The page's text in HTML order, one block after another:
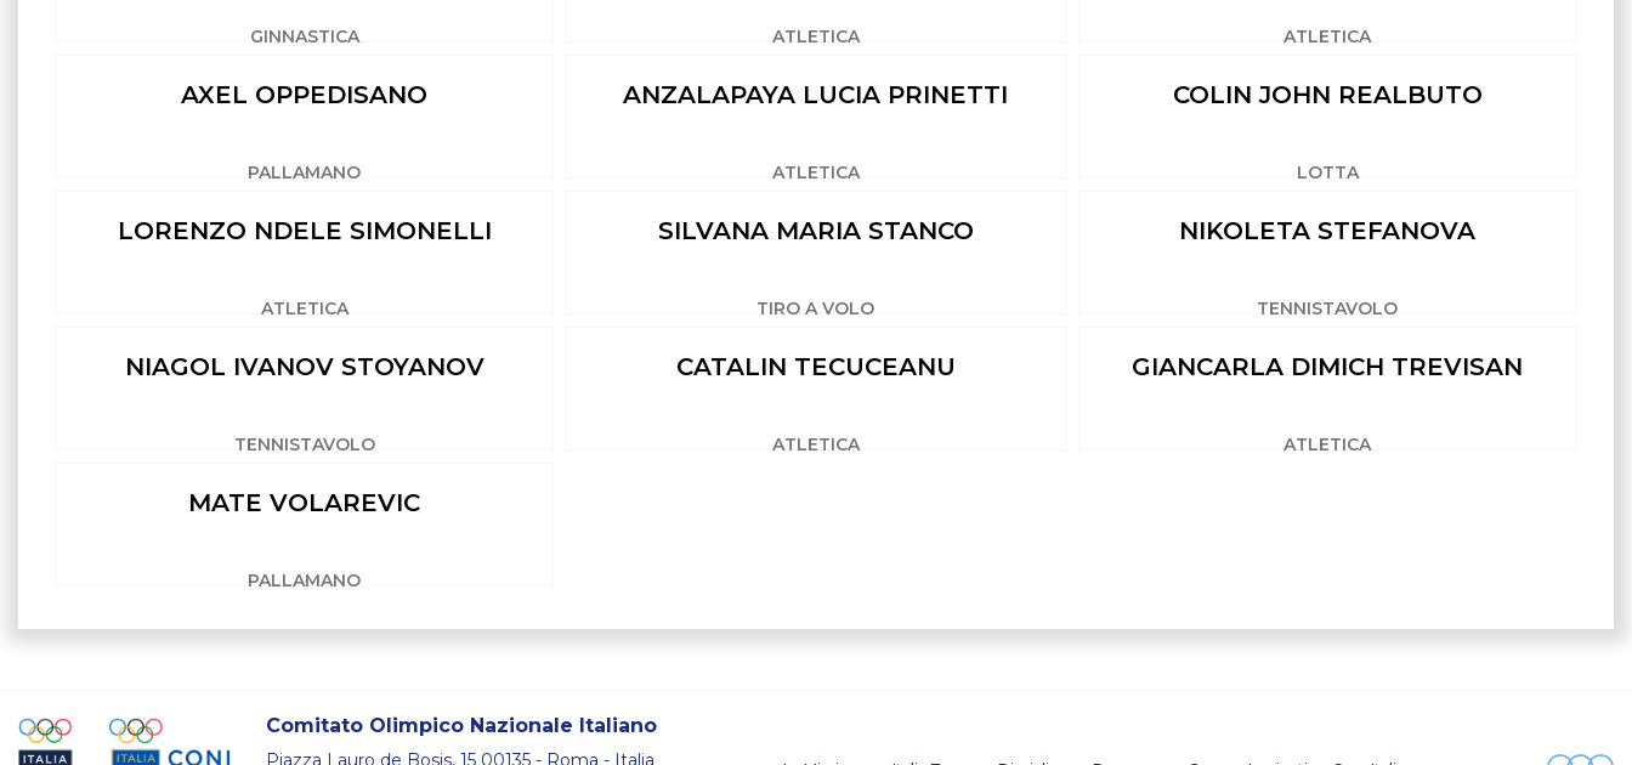
GINNASTICA ATLETICA ATLETICA
AXEL OPPEDISANO
PALLAMANO
ANZALAPAYA LUCIA PRINETTI
ATLETICA
COLIN JOHN REALBUTO
LOTTA
LORENZO NDELE SIMONELLI
ATLETICA
SILVANA MARIA STANCO
TIRO A VOLO
NIKOLETA STEFANOVA
TENNISTAVOLO
NIAGOL IVANOV STOYANOV
TENNISTAVOLO
CATALIN TECUCEANU
ATLETICA
GIANCARLA DIMICH TREVISAN
ATLETICA
MATE VOLAREVIC
PALLAMANO
Comitato Olimpico Nazionale Italiano
Piazza Lauro de Bosis, 15 00135 - Roma - Italia